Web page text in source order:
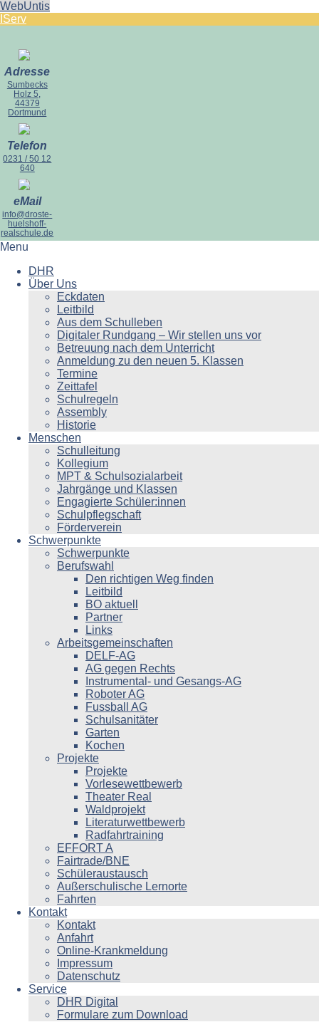
WebUntis
IServ
Adresse
Sumbecks
Holz 5,
44379
Dortmund
Telefon
0231 / 50 12
640
eMail
info@droste-
huelshoff-
realschule.de
Menu
DHR
Über Uns
Eckdaten
Leitbild
Aus dem Schulleben
Digitaler Rundgang – Wir stellen uns vor
Betreuung nach dem Unterricht
Anmeldung zu den neuen 5. Klassen
Termine
Zeittafel
Schulregeln
Assembly
Historie
Menschen
Schulleitung
Kollegium
MPT & Schulsozialarbeit
Jahrgänge und Klassen
Engagierte Schüler:innen
Schulpflegschaft
Förderverein
Schwerpunkte
Schwerpunkte
Berufswahl
Den richtigen Weg finden
Leitbild
BO aktuell
Partner
Links
Arbeitsgemeinschaften
DELF-AG
AG gegen Rechts
Instrumental- und Gesangs-AG
Roboter AG
Fussball AG
Schulsanitäter
Garten
Kochen
Projekte
Projekte
Vorlesewettbewerb
Theater Real
Waldprojekt
Literaturwettbewerb
Radfahrtraining
EFFORT A
Fairtrade/BNE
Schüleraustausch
Außerschulische Lernorte
Fahrten
Kontakt
Kontakt
Anfahrt
Online-Krankmeldung
Impressum
Datenschutz
Service
DHR Digital
Formulare zum Download